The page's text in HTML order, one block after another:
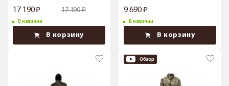
17 190 17 190
В наличии
В корзину
9 690
В наличии
В корзину